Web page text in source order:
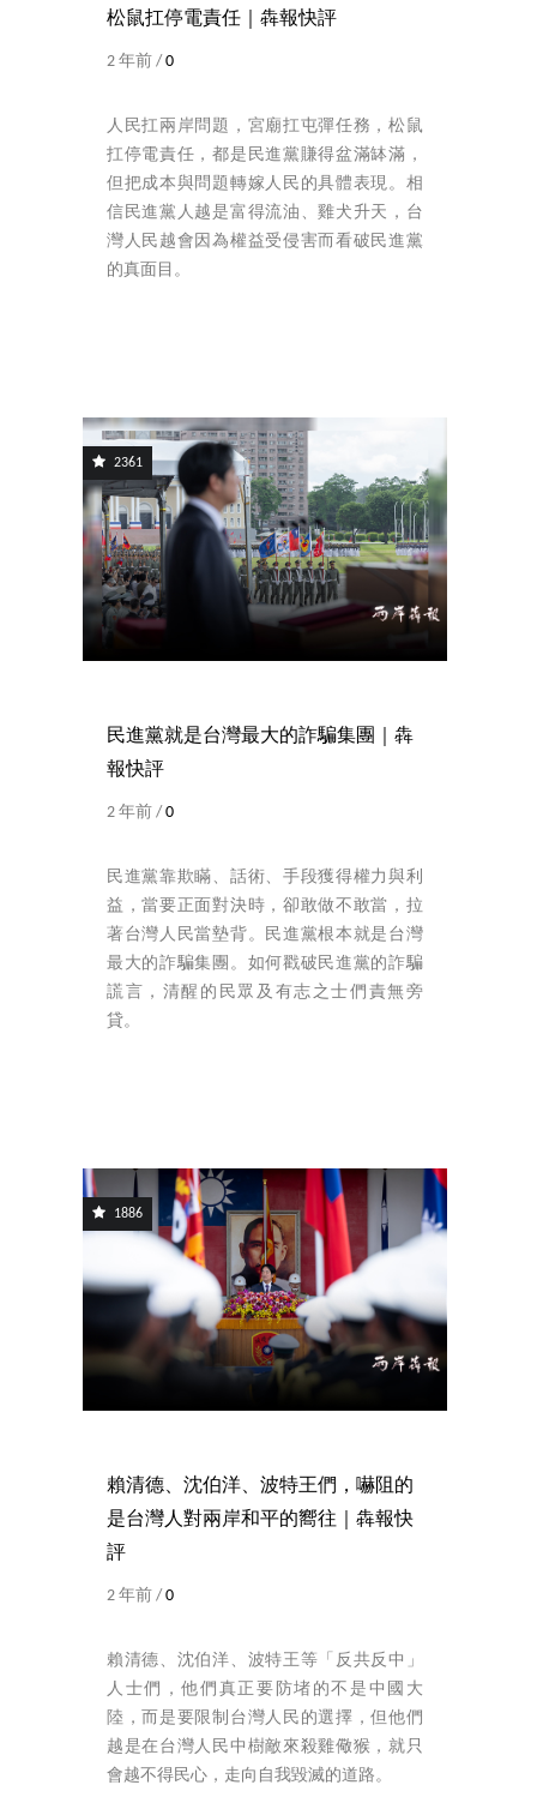
松鼠扛停電責任｜犇報快評
2 年前 / 0
人民扛兩岸問題，宮廟扛屯彈任務，松鼠
扛停電責任，都是民進黨賺得盆滿缽滿，
但把成本與問題轉嫁人民的具體表現。相
信民進黨人越是富得流油、雞犬升天，台
灣人民越會因為權益受侵害而看破民進黨
的真面目。
2361
民進黨就是台灣最大的詐騙集團｜犇
報快評
2 年前 /0
民進黨靠欺瞞、話術、手段獲得權力與利
益，當要正面對決時，卻敢做不敢當，拉
著台灣人民當墊背。民進黨根本就是台灣
最大的詐騙集團。如何戳破民進黨的詐騙
謊言，清醒的民眾及有志之士們責無旁
貸。
1886
賴清德、沈伯洋、波特王們，嚇阻的
是台灣人對兩岸和平的嚮往｜犇報快
評
2 年前 / 0
賴清德、沈伯洋、波特王等「反共反中」
人士們，他們真正要防堵的不是中國大
陸，而是要限制台灣人民的選擇，但他們
越是在台灣人民中樹敵來殺雞儆猴，就只
會越不得民心，走向自我毀滅的道路。